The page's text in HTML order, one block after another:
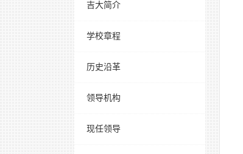
吉大简介
学校章程
历史沿革
领导机构
现任领导